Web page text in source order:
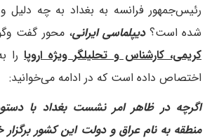
رئیس‌جمهور فرانسه به بغداد به چه دلیل
شده است؟دیپلماسی ایرانی، محور گفت
کریمی، کارشناس و تحلیلگر ویژه اروپا را
اختصاص داده است که در ادامه می‌خوانید:
اگرچه در ظاهر امر نشست بغداد با
منطقه به نام عراق و دولت این کشور